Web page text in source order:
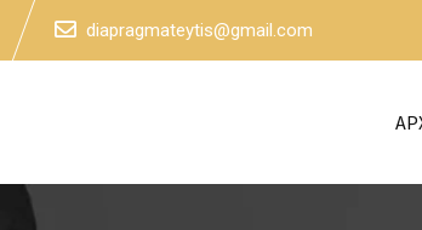
diapragmateytis@gmail.com